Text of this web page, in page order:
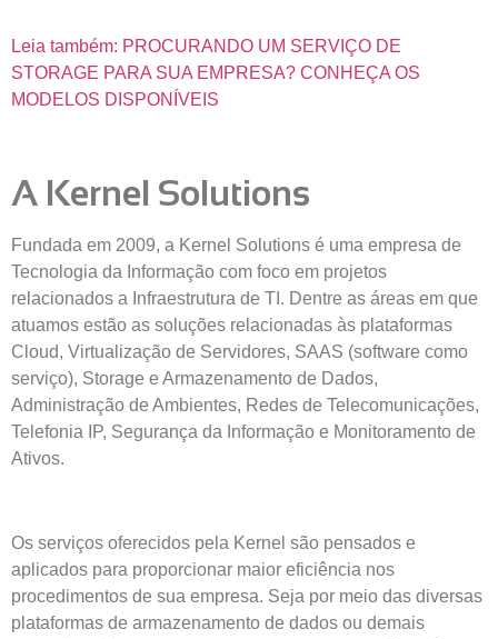
Leia também: PROCURANDO UM SERVIÇO DE
STORAGE PARA SUA EMPRESA? CONHEÇA OS
MODELOS DISPONÍVEIS
A Kernel Solutions
Fundada em 2009, a Kernel Solutions é uma empresa de
Tecnologia da Informação com foco em projetos
relacionados a Infraestrutura de TI. Dentre as áreas em que
atuamos estão as soluções relacionadas às plataformas
Cloud, Virtualização de Servidores, SAAS (software como
serviço), Storage e Armazenamento de Dados,
Administração de Ambientes, Redes de Telecomunicações,
Telefonia IP, Segurança da Informação e Monitoramento de
Ativos.
Os serviços oferecidos pela Kernel são pensados e
aplicados para proporcionar maior eficiência nos
procedimentos de sua empresa. Seja por meio das diversas
plataformas de armazenamento de dados ou demais